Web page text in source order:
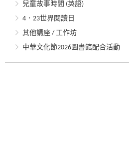
兒童故事時間 (英語)
4．23世界閱讀日
其他講座 / 工作坊
中華文化節2026圖書館配合活動